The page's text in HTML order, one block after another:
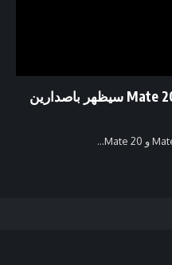
الهاتف الجديد من هواوى Mate 20 Lite سيظهر باصدارين